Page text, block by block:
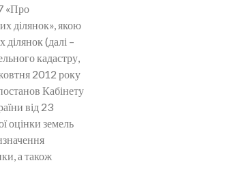
«Про
ділянок», якою
(далі –
кадастру,
2012 року
Кабінету
від 23
оцінки земель
а також